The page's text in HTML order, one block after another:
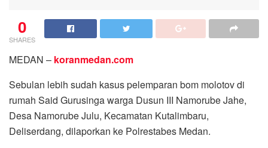
0
SHARES
MEDAN – koranmedan.com
Sebulan lebih sudah kasus pelemparan bom molotov di
rumah Said Gurusinga warga Dusun III Namorube Jahe,
Desa Namorube Julu, Kecamatan Kutalimbaru,
Deliserdang, dilaporkan ke Polrestabes Medan.